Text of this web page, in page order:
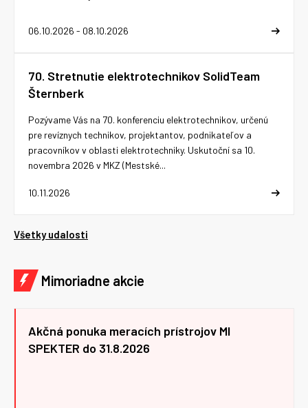
06.10.2026 - 08.10.2026
70. Stretnutie elektrotechnikov SolidTeam
Šternberk
10.11.2026
Pozývame Vás na 70. konferenciu elektrotechnikov, určenú
pre revíznych technikov, projektantov, podnikateľov a
pracovníkov v oblasti elektrotechniky. Uskutoční sa 10.
novembra 2026 v MKZ (Mestské...
Všetky udalosti
Mimoriadne akcie
Akčná ponuka meracích prístrojov MI
SPEKTER do 31.8.2026